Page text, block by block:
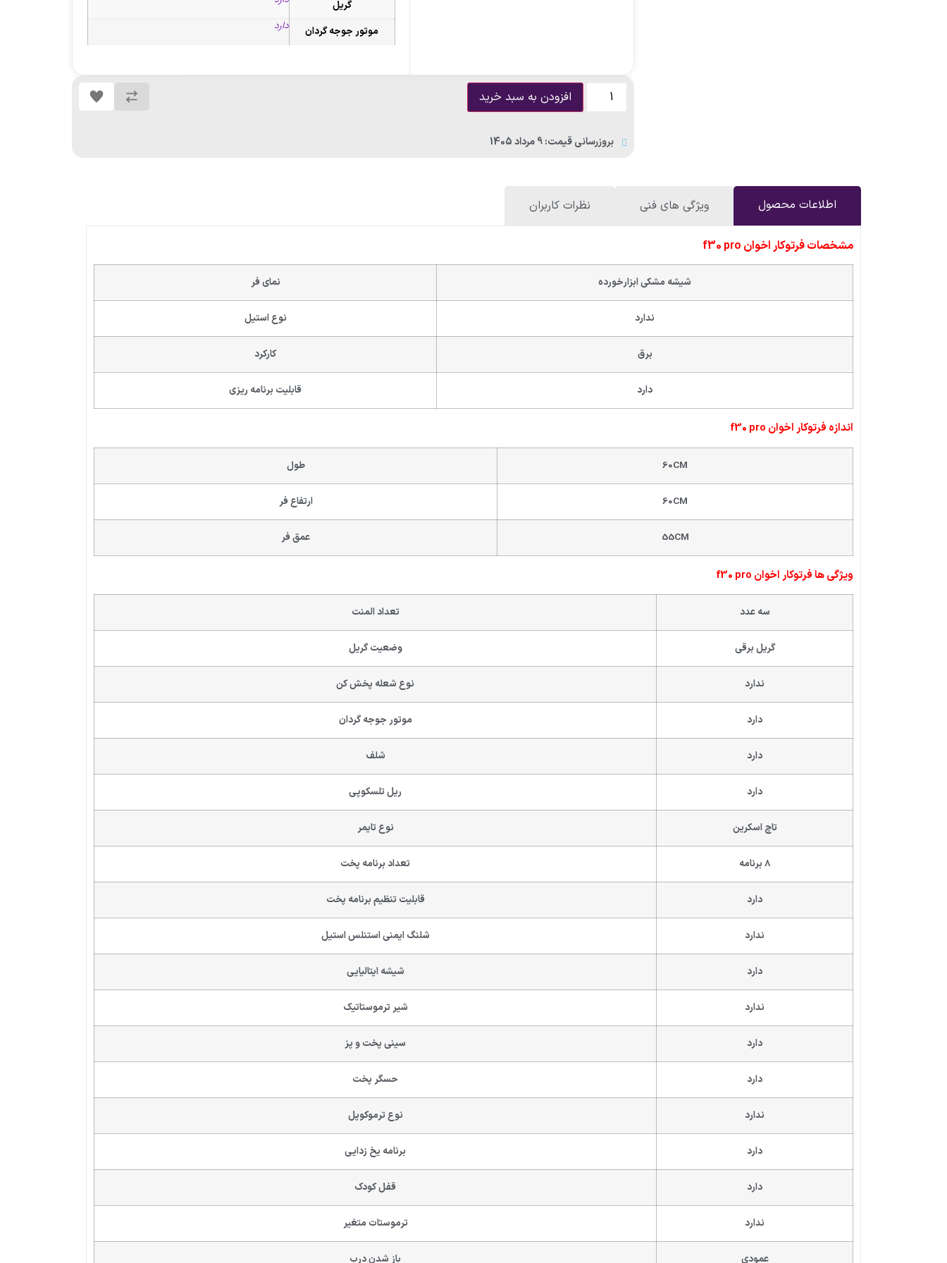
گریل
موتور جوجه گردان دارد
افزودن به سبد خرید
بروزرسانی قیمت: 9 مرداد 1405
اطلاعات محصول ویژگی های فنی نظرات کاربران
مشخصات فرتوکار اخوان f30 pro
شیشه مشکی ابزارخورده نمای فر
ندارد نوع استیل
برق کارکرد
دارد قابلیت برنامه ریزی
اندازه فرتوکار اخوان f30 pro
60CM طول
60CM ارتفاع فر
55CM عمق فر
ویژگی ها فرتوکار اخوان f30 pro
سه عدد تعداد المنت
گریل برقی وضعیت گریل
ندارد نوع شعله پخش کن
دارد موتور جوجه گردان
دارد شلف
دارد ریل تلسکوپی
تاچ اسکرین نوع تایمر
8 برنامه تعداد برنامه پخت
دارد قابلیت تنظیم برنامه پخت
ندارد شلنگ ایمنی استنلس استیل
دارد شیشه ایتالیایی
ندارد شیر ترموستاتیک
دارد سینی پخت و پز
دارد حسگر پخت
ندارد نوع ترموکوپل
دارد برنامه یخ زدایی
دارد قفل کودک
ندارد ترموستات متغیر
عمودی باز شدن درب